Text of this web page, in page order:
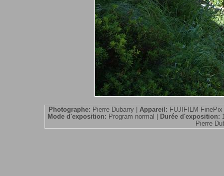
Photographe: Pierre Dubarry | Appareil: FUJIFILM
Mode d'exposition: Program normal | Durée d'exposition:
Pierre